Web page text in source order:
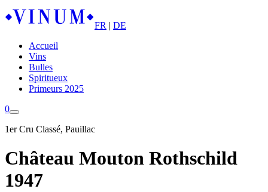
FR | DE
Accueil
Vins
Bulles
Spiritueux
Primeurs 2025
0
1er Cru Classé, Pauillac
Château Mouton Rothschild
1947